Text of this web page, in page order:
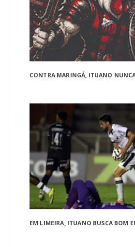
CONTRA MARINGÁ, ITUANO
EM LIMEIRA, ITUANO BUSCA BOM